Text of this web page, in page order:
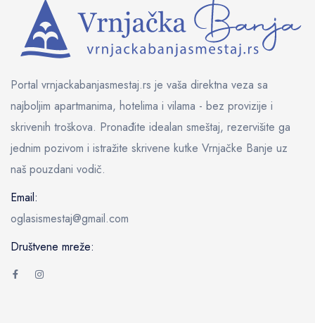
Portal vrnjackabanjasmestaj.rs je vaša direktna veza sa
najboljim apartmanima, hotelima i vilama - bez provizije i
skrivenih troškova. Pronađite idealan smeštaj, rezervišite ga
jednim pozivom i istražite skrivene kutke Vrnjačke Banje uz
naš pouzdani vodič.
Email:
oglasismestaj@gmail.com
Društvene mreže: